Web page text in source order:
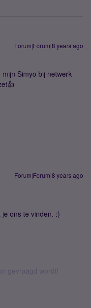
Forum|Forum|8 years ago
Simyo bij netwerk
Forum|Forum|8 years ago
ons te vinden. :)
gevraagd wordt!